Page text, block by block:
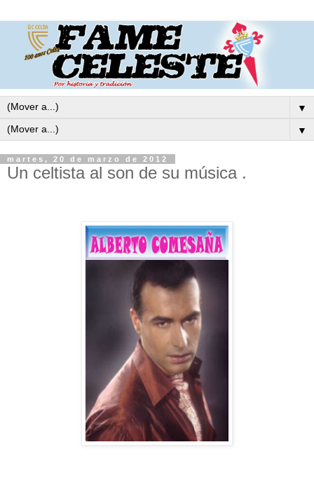
▼
▼
martes, 20 de marzo de 2012
Un celtista al son de su música .